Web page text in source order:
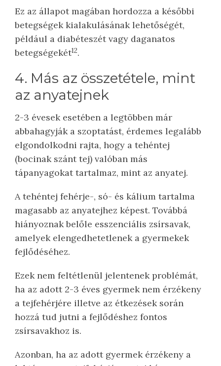
Ez az állapot magában hordozza a későbbi
betegségek kialakulásának lehetőségét,
például a diabéteszét vagy daganatos
betegségekét12.
4. Más az összetétele, mint
az anyatejnek
2-3 évesek esetében a legtöbben már
abbahagyják a szoptatást, érdemes legalább
elgondolkodni rajta, hogy a tehéntej
(bocinak szánt tej) valóban más
tápanyagokat tartalmaz, mint az anyatej.
A tehéntej fehérje-, só- és kálium tartalma
magasabb az anyatejhez képest. Továbbá
hiányoznak belőle esszenciális zsírsavak,
amelyek elengedhetetlenek a gyermekek
fejlődéséhez.
Ezek nem feltétlenül jelentenek problémát,
ha az adott 2-3 éves gyermek nem érzékeny
a tejfehérjére illetve az étkezések során
hozzá tud jutni a fejlődéshez fontos
zsírsavakhoz is.
Azonban, ha az adott gyermek érzékeny a